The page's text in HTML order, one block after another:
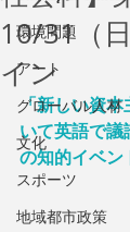
環境問題
アート
グローバル人材
文化
スポーツ
地域都市政策
10/31（
イン
「新しい資本
いて英語で議
の知的イベン